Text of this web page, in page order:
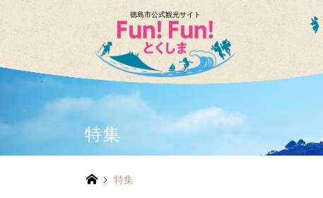
徳島市公式観光サイト
特集
特集